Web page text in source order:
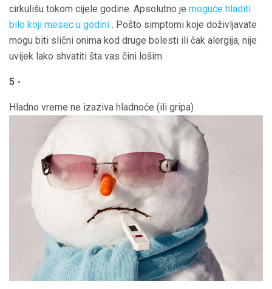
cirkulišu tokom cijele godine. Apsolutno je moguće hladiti
bilo koji mesec u godini . Pošto simptomi koje doživljavate
mogu biti slični onima kod druge bolesti ili čak alergija, nije
uvijek lako shvatiti šta vas čini lošim.
5 -
Hladno vreme ne izaziva hladnoće (ili gripa)